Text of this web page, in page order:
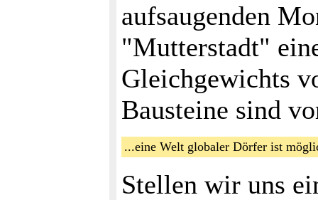
aufsaugenden
"Mutterstadt"
Gleichgewichts
Bausteine sind
...eine Welt globaler Dörfer ist
Stellen wir uns